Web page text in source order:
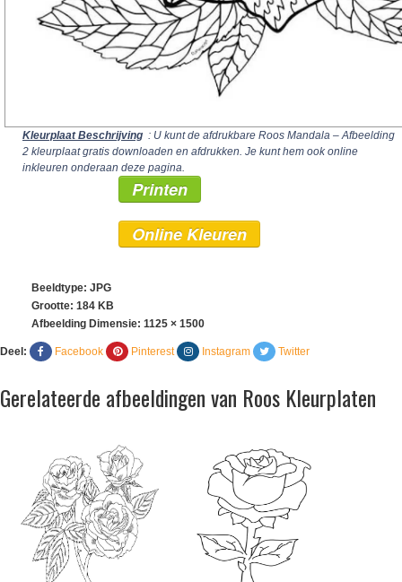
Kleurplaat Beschrijving : U kunt de afdrukbare Roos Mandala – Afbeelding
2 kleurplaat gratis downloaden en afdrukken. Je kunt hem ook online
inkleuren onderaan deze pagina.
Printen
Online Kleuren
Beeldtype: JPG
Grootte: 184 KB
Afbeelding Dimensie: 1125 × 1500
Deel: Facebook Pinterest Instagram Twitter
Gerelateerde afbeeldingen van Roos Kleurplaten